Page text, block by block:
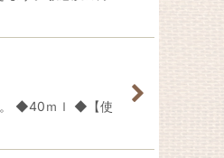
。 ◆40ｍｌ ◆【使